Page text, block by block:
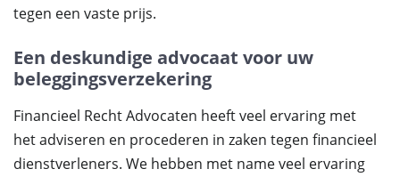
tegen een vaste prijs.
Een deskundige advocaat voor uw
beleggingsverzekering
Financieel Recht Advocaten heeft veel ervaring met
het adviseren en procederen in zaken tegen financieel
dienstverleners. We hebben met name veel ervaring